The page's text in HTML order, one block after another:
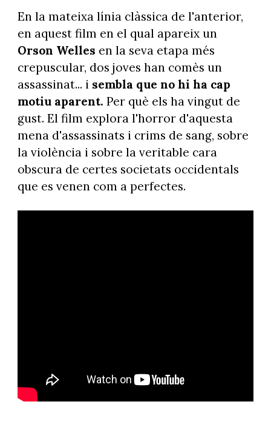
En la mateixa línia clàssica de l'anterior,
en aquest film en el qual apareix un
Orson Welles en la seva etapa més
crepuscular, dos joves han comès un
assassinat... i sembla que no hi ha cap
motiu aparent. Per què els ha vingut de
gust. El film explora l'horror d'aquesta
mena d'assassinats i crims de sang, sobre
la violència i sobre la veritable cara
obscura de certes societats occidentals
que es venen com a perfectes.